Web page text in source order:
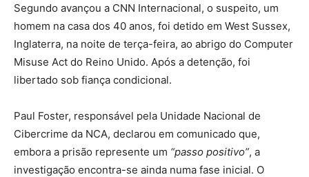
Segundo avançou a CNN Internacional, o suspeito, um
homem na casa dos 40 anos, foi detido em West Sussex,
Inglaterra, na noite de terça-feira, ao abrigo do Computer
Misuse Act do Reino Unido. Após a detenção, foi
libertado sob fiança condicional.
Paul Foster, responsável pela Unidade Nacional de
Cibercrime da NCA, declarou em comunicado que,
embora a prisão represente um “passo positivo”, a
investigação encontra-se ainda numa fase inicial. O